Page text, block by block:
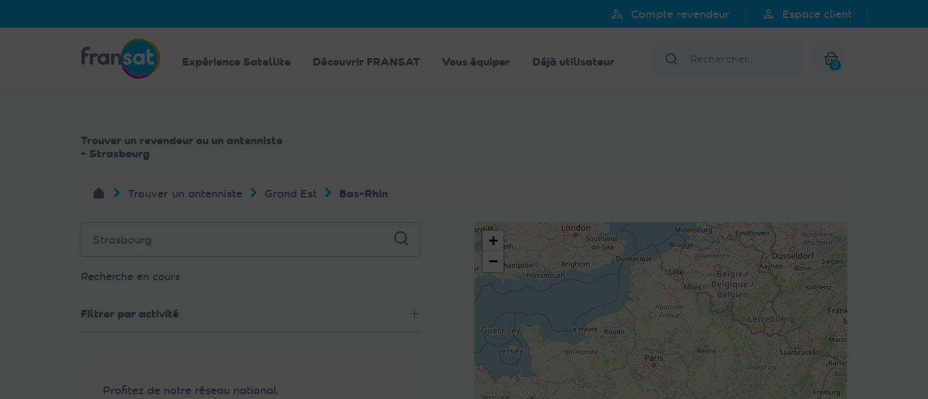
noter
person_search Compte revendeur person Espace client
0
Expérience Satellite Découvrir FRANSAT Vous équiper Déjà utilisateur
Trouver un revendeur ou un antenniste
- Strasbourg
Trouver un antenniste Grand Est Bas-Rhin
Recherche en cours
Filtrer par activité
Profitez de notre réseau national.
+
−